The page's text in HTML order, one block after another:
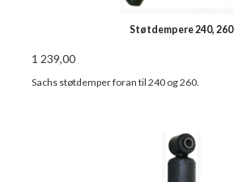
Støtdempere 240, 260
1 239,00
Sachs støtdemper foran til 240 og 260.